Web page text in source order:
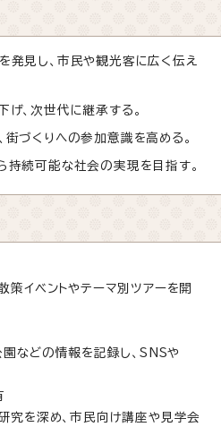
発見し、市民や観光客に広く伝え
、次世代に継承する。
づくりへの参加意識を高める。
持続可能な社会の実現を目指す。
イベントやテーマ別ツアーを開
などの情報を記録し、SNSや
究を深め、市民向け講座や見学会